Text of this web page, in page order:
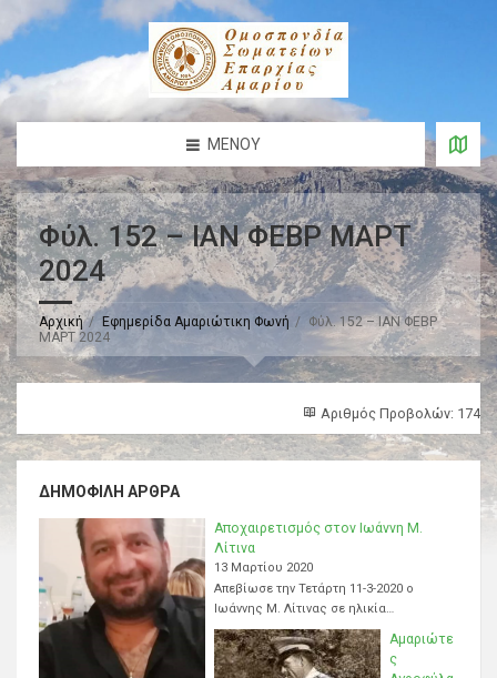
ΜΕΝΟΎ
Φύλ. 152 – ΙΑΝ ΦΕΒΡ ΜΑΡΤ
2024
Αρχική Εφημερίδα Αμαριώτικη Φωνή
Φύλ. 152 – ΙΑΝ ΦΕΒΡ
ΜΑΡΤ 2024
Αριθμός Προβολών: 174
ΔΗΜΟΦΙΛΉ ΆΡΘΡΑ
Αποχαιρετισμός στον Ιωάννη Μ.
Λίτινα
13 Μαρτίου 2020
Απεβίωσε την Τετάρτη 11-3-2020 ο
Ιωάννης Μ. Λίτινας σε ηλικία…
Αμαριώτε
ς